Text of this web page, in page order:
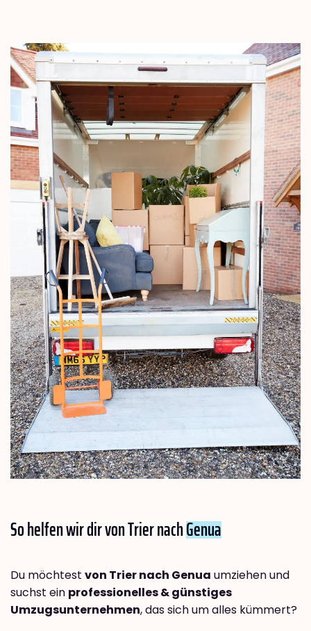
So helfen wir dir von Trier nachGenua
Du möchtest von Trier nach Genua umziehen und
suchst ein professionelles & günstiges
Umzugsunternehmen, das sich um alles kümmert?